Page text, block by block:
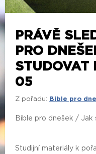
PRÁVĚ
PRO
05
Z pořadu: Bible pro
Bible pro dnešek /
Studijní materiály k